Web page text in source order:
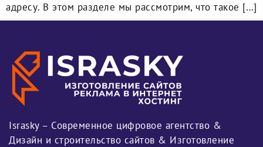
адресу. В этом разделе мы рассмотрим, что такое […]
Israsky – Современное цифровое агентство &
Дизайн и строительство сайтов & Изготовление